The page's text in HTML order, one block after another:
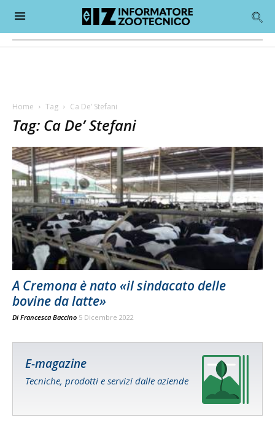
Home Tag Ca De’ Stefani
Tag: Ca De’ Stefani
A Cremona è nato «il sindacato delle
bovine da latte»
Di Francesca Baccino 5 Dicembre 2022
E-magazine
Tecniche, prodotti e servizi dalle aziende